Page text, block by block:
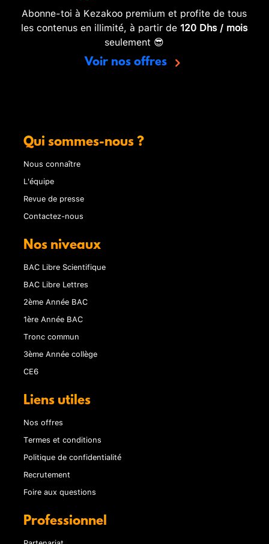
Abonne-toi à Kezakoo premium et profite de tous
les contenus en illimité, à partir de 120 Dhs / mois
seulement 😎
Voir nos offres
Qui sommes-nous ?
Nous connaître
L'équipe
Revue de presse
Contactez-nous
Nos niveaux
BAC Libre Scientifique
BAC Libre Lettres
2ème Année BAC
1ère Année BAC
Tronc commun
3ème Année collège
CE6
Liens utiles
Nos offres
Termes et conditions
Politique de confidentialité
Recrutement
Foire aux questions
Professionnel